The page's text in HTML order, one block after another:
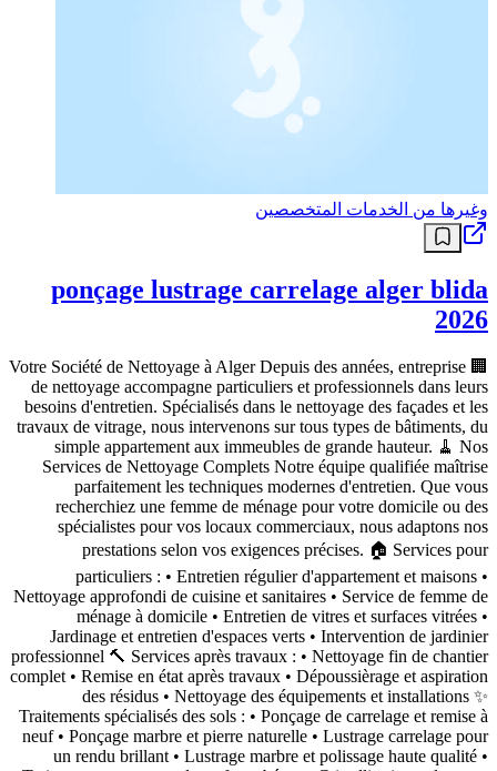
وغيرها من الخدمات المتخصصين
ponçage lustrage carrelage alger blida
2026
🏢 Votre Société de Nettoyage à Alger Depuis des années, entreprise
de nettoyage accompagne particuliers et professionnels dans leurs
besoins d'entretien. Spécialisés dans le nettoyage des façades et les
travaux de vitrage, nous intervenons sur tous types de bâtiments, du
simple appartement aux immeubles de grande hauteur. 🧹 Nos
Services de Nettoyage Complets Notre équipe qualifiée maîtrise
parfaitement les techniques modernes d'entretien. Que vous
recherchiez une femme de ménage pour votre domicile ou des
spécialistes pour vos locaux commerciaux, nous adaptons nos
prestations selon vos exigences précises. 🏠 Services pour
particuliers : • Entretien régulier d'appartement et maisons •
Nettoyage approfondi de cuisine et sanitaires • Service de femme de
ménage à domicile • Entretien de vitres et surfaces vitrées •
Jardinage et entretien d'espaces verts • Intervention de jardinier
professionnel 🔨 Services après travaux : • Nettoyage fin de chantier
complet • Remise en état après travaux • Dépoussièrage et aspiration
des résidus • Nettoyage des équipements et installations ✨
Traitements spécialisés des sols : • Ponçage de carrelage et remise à
neuf • Ponçage marbre et pierre naturelle • Lustrage carrelage pour
un rendu brillant • Lustrage marbre et polissage haute qualité •